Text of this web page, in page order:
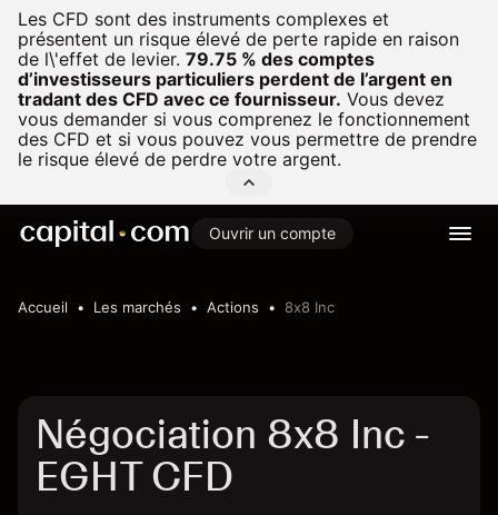
Les CFD sont des instruments complexes et
présentent un risque élevé de perte rapide en raison
de l\'effet de levier. 79.75 % des comptes
d’investisseurs particuliers perdent de l’argent en
tradant des CFD avec ce fournisseur. Vous devez
vous demander si vous comprenez le fonctionnement
des CFD et si vous pouvez vous permettre de prendre
le risque élevé de perdre votre argent.
Ouvrir un compte
Accueil Les marchés Actions 8x8 Inc
Négociation 8x8 Inc -
EGHT CFD